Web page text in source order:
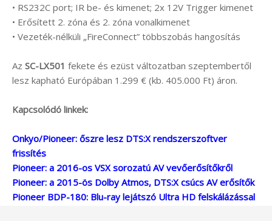
• RS232C port; IR be- és kimenet; 2x 12V Trigger kimenet
• Erősített 2. zóna és 2. zóna vonalkimenet
• Vezeték-nélküli „FireConnect” többszobás hangosítás
Az SC-LX501 fekete és ezüst változatban szeptembertől
lesz kapható Európában 1.299 € (kb. 405.000 Ft) áron.
Kapcsolódó linkek:
Onkyo/Pioneer: őszre lesz DTS:X rendszerszoftver
frissítés
Pioneer: a 2016-os VSX sorozatú AV vevőerősítőkről
Pioneer: a 2015-ös Dolby Atmos, DTS:X csúcs AV erősítők
Pioneer BDP-180: Blu-ray lejátszó Ultra HD felskálázással